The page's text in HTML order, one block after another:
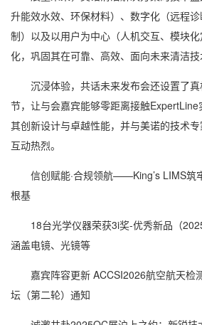
升能效水效、环保材料）、数字化（远程
制）以及以用户为中心（人机交互、模块
化，巩固其在可靠、高效、面向未来清洁技
沉浸体验，共话未来发布会还设置了真
节，让与会嘉宾能够零距离接触
其创新设计与卓越性能，并与美诺的技术
互动热烈。
信创赋能·合规领航——King’s LIMS筑
根基
18台光学仪器荣获3i奖-优秀新品（2025
涵盖电镜、光镜等
嘉宾阵容更新 ACCSI2026航空航天检
坛（第二轮）通知